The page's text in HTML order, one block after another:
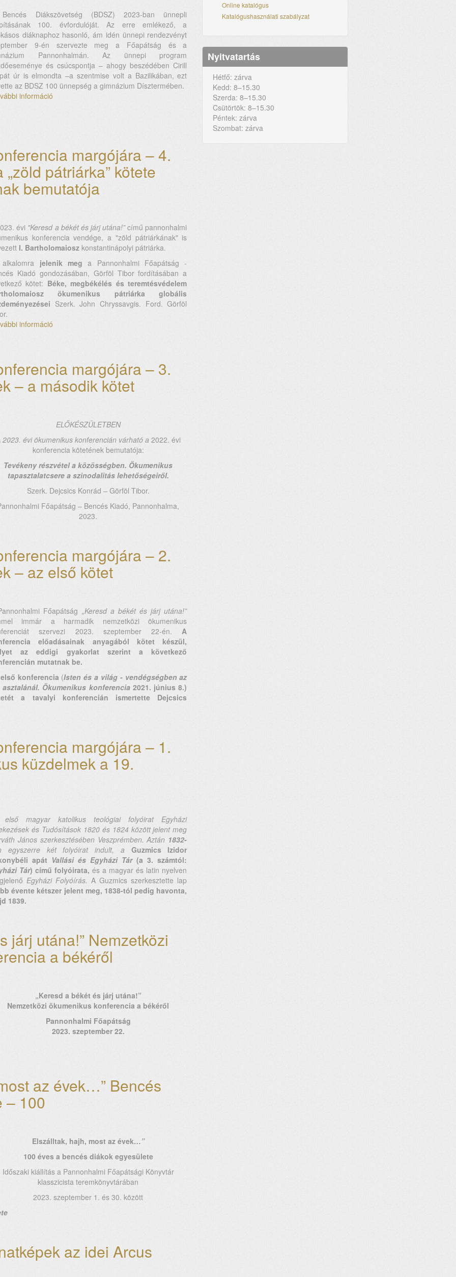
Diákszövetség (BDSZ) 2023-ban ünnepli
100. évfordulóját. Az erre emlékező, a
diáknaphoz hasonló, ám idén ünnepi rendezvényt
9-én szervezte meg a Főapátság és a
Pannonhalmán. Az ünnepi program
és csúcspontja – ahogy beszédében Cirill
úr is elmondta –a szentmise volt a Bazilikában, ezt
az BDSZ 100 ünnepség a gimnázium Dísztermében.
információ
–
„ünnepi
öregdiáknap”
tartalommal
kapcsolatosan
margójára – 4.
pátriárka” kötete
bemutatója
évi "Keresd a békét és járj utána!”című pannonhalmi
konferencia vendége, a "zöld pátriárkának" is
I. Bartholomaiosz konstantinápolyi pátriárka.
jelenik meg a Pannonhalmi Főapátság -
Kiadó gondozásában, Görföl Tibor fordításában a
kötet: Béke, megbékélés és teremtésvédelem
ökumenikus pátriárka globális
Szerk. John Chryssavgis. Ford. Görföl
információ
–
4.
Bartholomaiosz,
kötete
magyar
fordításának
tartalommal
kapcsolatosan
margójára – 3.
– a második kötet
ELŐKÉSZÜLETBEN
2023. évi ökumenikus konferencián várható a 2022. évi
konferencia kötetének bemutatója:
Tevékeny részvétel a közösségben. Ökumenikus
tapasztalatcsere a szinodalitás lehetőségeiről.
Szerk. Dejcsics Konrád – Görföl Tibor.
Főapátság – Bencés Kiadó, Pannonhalma,
2023.
margójára – 2.
– az első kötet
Főapátság „Keresd a békét és járj utána!”
immár a harmadik nemzetközi ökumenikus
szervezi 2023. szeptember 22-én.A
előadásainak anyagából kötet készül,
az eddigi gyakorlat szerint a következő
mutatnak be.
konferencia (Isten és a világ - vendégségben az
asztalánál. Ökumenikus konferencia 2021. június 8.)
a tavalyi konferencián ismertette Dejcsics
margójára – 1.
küzdelmek a 19.
első magyar katolikus teológiai folyóiratEgyházi
és Tudósítások 1820 és 1824 között jelent meg
János szerkesztésében Veszprémben. Aztán 1832-
egyszerre két folyóirat indult, a Guzmics Izidor
apát Vallási és Egyházi Tár(a 3. számtól:
Tár) című folyóirata, és a magyar és latin nyelven
Egyházi Folyóírás. A Guzmics szerkesztette lap
évente kétszer jelent meg, 1838-tól pedig havonta,
1839.
járj utána!” Nemzetközi
a békéről
„Keresd a békét és járj utána!”
Nemzetközi ökumenikus konferencia a békéről
Pannonhalmi Főapátság
2023. szeptember 22.
az évek…” Bencés
– 100
Elszálltak, hajh, most az évek…”
100 éves a bencés diákok egyesülete
Időszaki kiállítás a Pannonhalmi Főapátsági Könyvtár
klasszicista teremkönyvtárában
2023. szeptember 1. és 30. között
az idei Arcus
Online katalógus
Katalógushasználati szabályzat
Nyitvatartás
Hétfő: zárva
Kedd: 8–15.30
Szerda: 8–15.30
Csütörtök: 8–15.30
Péntek: zárva
Szombat: zárva